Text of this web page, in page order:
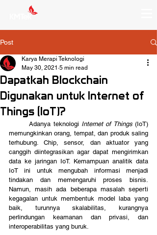
Post
Dapatkah Blockchain
Digunakan untuk Internet of
Things (IoT)?
Karya Merapi Teknologi
May 30, 2021 5 min read
	Adanya teknologi
Internet of Things (IoT)
memungkinkan orang, tempat, dan produk saling
terhubung. Chip, sensor, dan aktuator yang
canggih diintegrasikan agar dapat mengirimkan
data ke jaringan IoT. Kemampuan analitik data
IoT ini untuk mengubah informasi menjadi
tindakan dan memengaruhi proses bisnis.
Namun, masih ada beberapa masalah seperti
kegagalan untuk membentuk model laba yang
baik, turunnya skalabilitas, kurangnya
perlindungan keamanan dan privasi, dan
interoperabilitas yang buruk.